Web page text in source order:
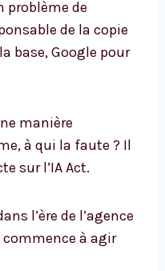
problème de
de la copie
base, Google pour
manière
à qui la faute ? Il
sur l’IA Act.
l’ère de l’agence
commence à agir